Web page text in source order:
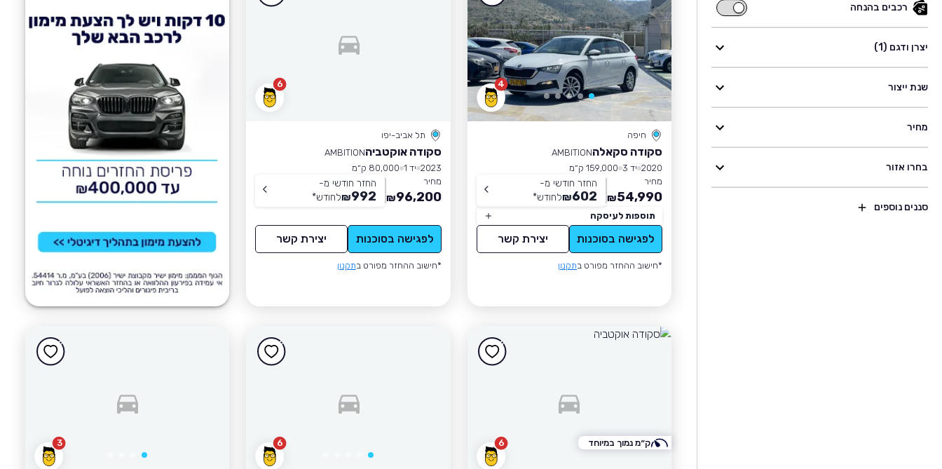
רכבים בהנחה
רכבים
בהנחה
יצרן ודגם (1)
שנת ייצור
מחיר
בחרו אזור
סננים נוספים
4
חיפה
סקודה סקאלהAMBITION
2020 יד 3
159,000 ק״מ
מחיר
54,990
₪
החזר חודשי מ-
602
₪לחודש*
תוספות לעיסקה
לפגישה בסוכנות יצירת קשר
*חישוב ההחזר מפורט בתקנון
6
תל אביב-יפו
סקודה אוקטביהAMBITION
2023 יד 1
80,000 ק״מ
מחיר
96,200
₪
החזר חודשי מ-
992
₪לחודש*
לפגישה בסוכנות יצירת קשר
*חישוב ההחזר מפורט בתקנון
6 ק״מ נמוך במיוחד 6
3